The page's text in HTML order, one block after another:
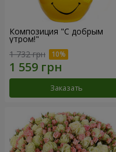
Композиция "С добрым
утром!"
1 732 грн
Заказать